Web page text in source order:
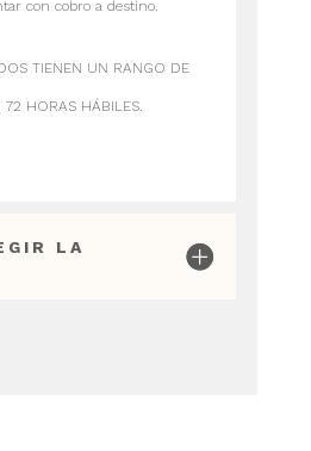
con cobro a destino.
TIENEN UN RANGO DE
HORAS HÁBILES.
LA